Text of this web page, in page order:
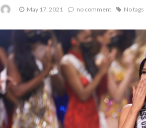
May 17, 2021 no comment No tags